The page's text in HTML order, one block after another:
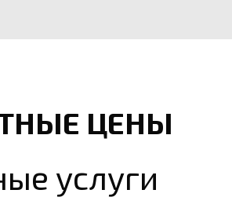
ЦЕНЫ
услуги